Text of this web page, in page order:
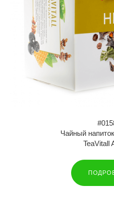
Чайный
TeaVitall